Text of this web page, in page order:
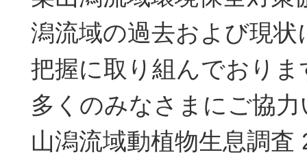
潟流域の過去および現状
把握に取り組んでおりま
多くのみなさまにご協
山潟流域動植物生息調査